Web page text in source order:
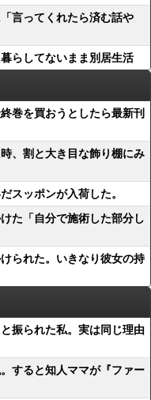
言ってくれたら済む話や
らしてないまま別居生活
巻を買おうとしたら最新刊
、割と大き目な飾り棚にみ
スッポンが入荷した。
た「自分で施術した部分し
られた。いきなり彼女の持
振られた私。実は同じ理由
すると知人ママが『ファー